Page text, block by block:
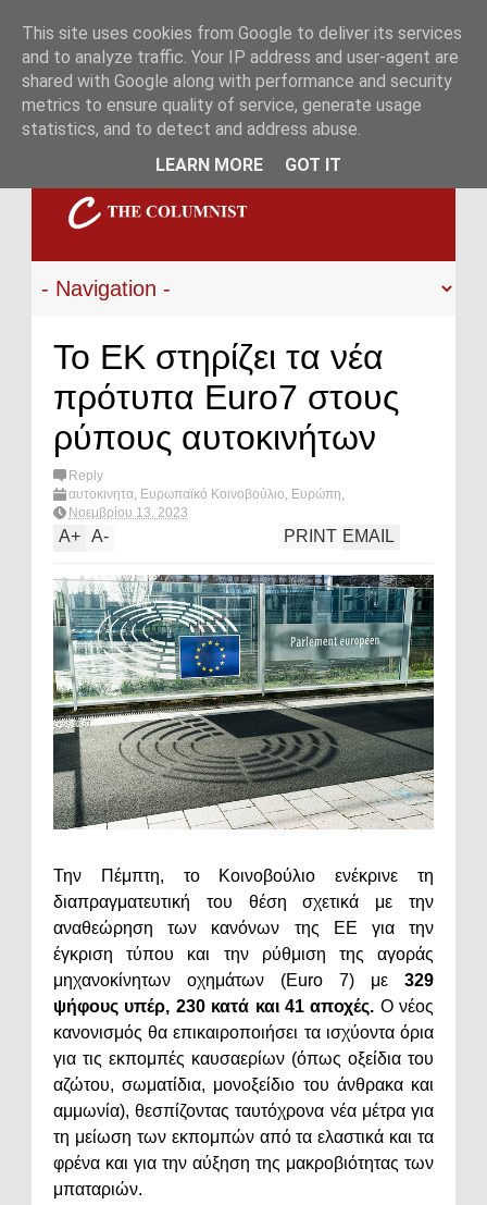
Το ΕΚ στηρίζει τα νέα
πρότυπα Euro7 στους
ρύπους αυτοκινήτων
Reply
αυτοκινητα, Ευρωπαϊκό Κοινοβούλιο, Ευρώπη,
περιβαλλον , πολιτική
Νοεμβρίου 13, 2023
A+ A- EMAIL
PRINT
Την Πέμπτη, το Κοινοβούλιο ενέκρινε τη
διαπραγματευτική του θέση σχετικά με την
αναθεώρηση των κανόνων της ΕΕ για την
έγκριση τύπου και την ρύθμιση της αγοράς
μηχανοκίνητων οχημάτων (Euro 7) με 329
ψήφους υπέρ, 230 κατά και 41 αποχές. Ο νέος
κανονισμός θα επικαιροποιήσει τα ισχύοντα όρια
για τις εκπομπές καυσαερίων (όπως οξείδια του
αζώτου, σωματίδια, μονοξείδιο του άνθρακα και
αμμωνία), θεσπίζοντας ταυτόχρονα νέα μέτρα για
τη μείωση των εκπομπών από τα ελαστικά και τα
φρένα και για την αύξηση της μακροβιότητας των
μπαταριών.
This site uses cookies from Google to deliver its services
and to analyze traffic. Your IP address and user-agent are
shared with Google along with performance and security
metrics to ensure quality of service, generate usage
statistics, and to detect and address abuse.
LEARN MORE
GOT IT